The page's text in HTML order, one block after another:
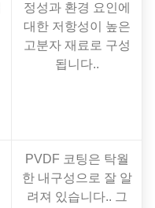
정성과 환경 요인에
대한 저항성이 높은
고분자 재료로 구성
됩니다..
PVDF 코팅은 탁월
한 내구성으로 잘 알
려져 있습니다.. 그